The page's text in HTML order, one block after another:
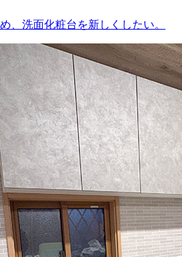
、洗面化粧台を新しくしたい。